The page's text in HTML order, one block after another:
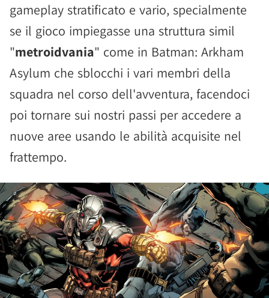
gameplay stratificato e vario, specialmente
se il gioco impiegasse una struttura simil
"metroidvania" come in Batman: Arkham
Asylum che sblocchi i vari membri della
squadra nel corso dell'avventura, facendoci
poi tornare sui nostri passi per accedere a
nuove aree usando le abilità acquisite nel
frattempo.